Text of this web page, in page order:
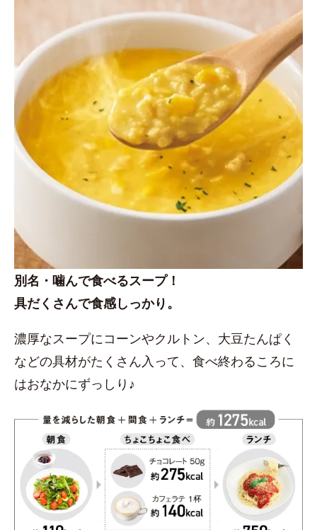
別名・噛んで食べるスープ！
具だくさんで食感しっかり。
濃厚なスープにコーンやクルトン、大豆たんぱく
などの具材がたくさん入って、食べ終わるころに
はおなかにずっしり♪